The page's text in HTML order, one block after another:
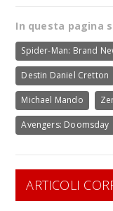
In questa pagina
Spider-Man: Brand
Destin Daniel Cretton
Michael Mando
Avengers: Doomsday
ARTICOLI